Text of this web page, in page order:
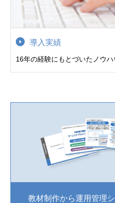
導入実績
16年の経験にもとづいたノウハ
教材制作から運用管理